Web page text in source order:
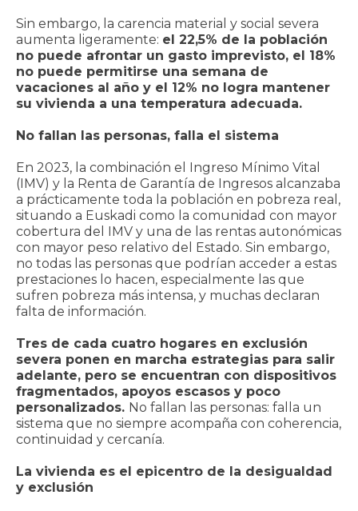
Sin embargo, la carencia material y social severa
aumenta ligeramente: el 22,5% de la población
no puede afrontar un gasto imprevisto, el 18%
no puede permitirse una semana de
vacaciones al año y el 12% no logra mantener
su vivienda a una temperatura adecuada.
No fallan las personas, falla el sistema
En 2023, la combinación el Ingreso Mínimo Vital
(IMV) y la Renta de Garantía de Ingresos alcanzaba
a prácticamente toda la población en pobreza real,
situando a Euskadi como la comunidad con mayor
cobertura del IMV y una de las rentas autonómicas
con mayor peso relativo del Estado. Sin embargo,
no todas las personas que podrían acceder a estas
prestaciones lo hacen, especialmente las que
sufren pobreza más intensa, y muchas declaran
falta de información.
Tres de cada cuatro hogares en exclusión
severa ponen en marcha estrategias para salir
adelante, pero se encuentran con dispositivos
fragmentados, apoyos escasos y poco
personalizados. No fallan las personas: falla un
sistema que no siempre acompaña con coherencia,
continuidad y cercanía.
La vivienda es el epicentro de la desigualdad
y exclusión